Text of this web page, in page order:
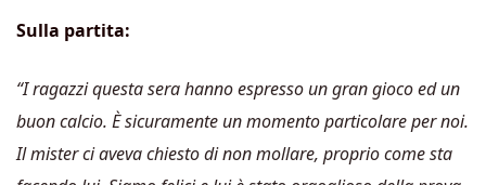
Sulla partita:
“I ragazzi questa sera hanno espresso un gran gioco ed un
buon calcio. È sicuramente un momento particolare per noi.
Il mister ci aveva chiesto di non mollare, proprio come sta